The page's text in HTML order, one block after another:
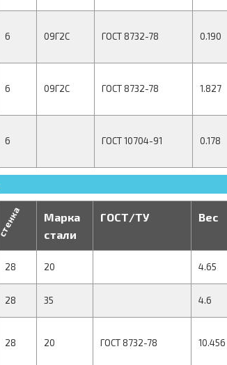
6 09Г2С ГОСТ 8732-78 0.190
6 09Г2С ГОСТ 8732-78 1.827
6 ГОСТ 10704-91 0.178
стенка
Марка
стали
ГОСТ/ТУ Вес
28 20 4.65
28 35 4.6
28 20 ГОСТ 8732-78 10.456